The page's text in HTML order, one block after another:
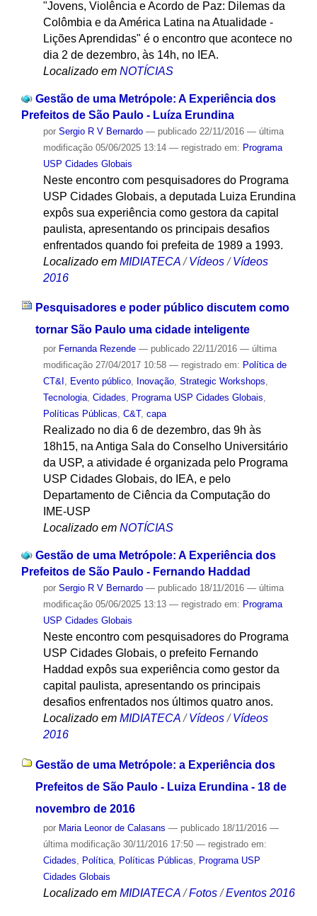
"Jovens, Violência e Acordo de Paz: Dilemas da
Colômbia e da América Latina na Atualidade -
Lições Aprendidas" é o encontro que acontece no
dia 2 de dezembro, às 14h, no IEA.
Localizado em NOTÍCIAS
Gestão de uma Metrópole: A Experiência dos
Prefeitos de São Paulo - Luíza Erundina
por Sergio R V Bernardo — publicado22/11/2016 — última
modificação05/06/2025 13:14 — registrado em: Programa
USP Cidades Globais
Neste encontro com pesquisadores do Programa
USP Cidades Globais, a deputada Luiza Erundina
expôs sua experiência como gestora da capital
paulista, apresentando os principais desafios
enfrentados quando foi prefeita de 1989 a 1993.
Localizado em MIDIATECA /Vídeos /Vídeos
2016
Pesquisadores e poder público discutem como
tornar São Paulo uma cidade inteligente
por Fernanda Rezende — publicado22/11/2016 — última
modificação27/04/2017 10:58 — registrado em: Política de
CT&I , Evento público, Inovação, Strategic Workshops,
Tecnologia, Cidades, Programa USP Cidades Globais,
Políticas Públicas, C&T, capa
Realizado no dia 6 de dezembro, das 9h às
18h15, na Antiga Sala do Conselho Universitário
da USP, a atividade é organizada pelo Programa
USP Cidades Globais, do IEA, e pelo
Departamento de Ciência da Computação do
IME-USP
Localizado em NOTÍCIAS
Gestão de uma Metrópole: A Experiência dos
Prefeitos de São Paulo - Fernando Haddad
por Sergio R V Bernardo — publicado18/11/2016 — última
modificação05/06/2025 13:13 — registrado em: Programa
USP Cidades Globais
Neste encontro com pesquisadores do Programa
USP Cidades Globais, o prefeito Fernando
Haddad expôs sua experiência como gestor da
capital paulista, apresentando os principais
desafios enfrentados nos últimos quatro anos.
Localizado em MIDIATECA /Vídeos /Vídeos
2016
Gestão de uma Metrópole: a Experiência dos
Prefeitos de São Paulo - Luiza Erundina - 18 de
novembro de 2016
por Maria Leonor de Calasans — publicado18/11/2016 —
última modificação30/11/2016 17:50 — registrado em:
Cidades
Política, Políticas Públicas
Programa USP
Cidades Globais
Localizado em MIDIATECA /Fotos /Eventos 2016